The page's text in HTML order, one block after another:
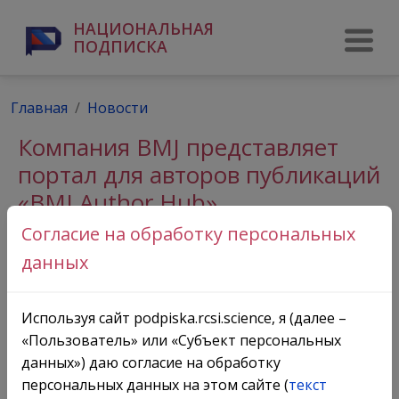
НАЦИОНАЛЬНАЯ
ПОДПИСКА
Главная Новости
Компания BMJ представляет
портал для авторов публикаций
«BMJ Author Hub»
Согласие на обработку персональных
данных
Используя сайт podpiska.rcsi.science, я (далее –
«Пользователь» или «Субъект персональных
данных») даю согласие на обработку
персональных данных на этом сайте (текст